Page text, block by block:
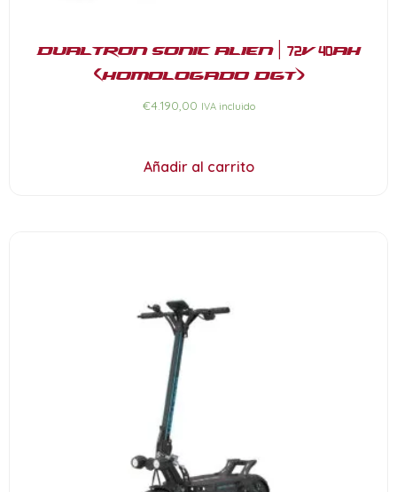
Dualtron Sonic Alien | 72V 40Ah
(Homologado DGT)
€4.190,00 IVA incluido
Añadir al carrito